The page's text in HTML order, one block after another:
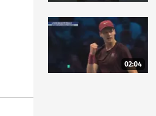
02:04